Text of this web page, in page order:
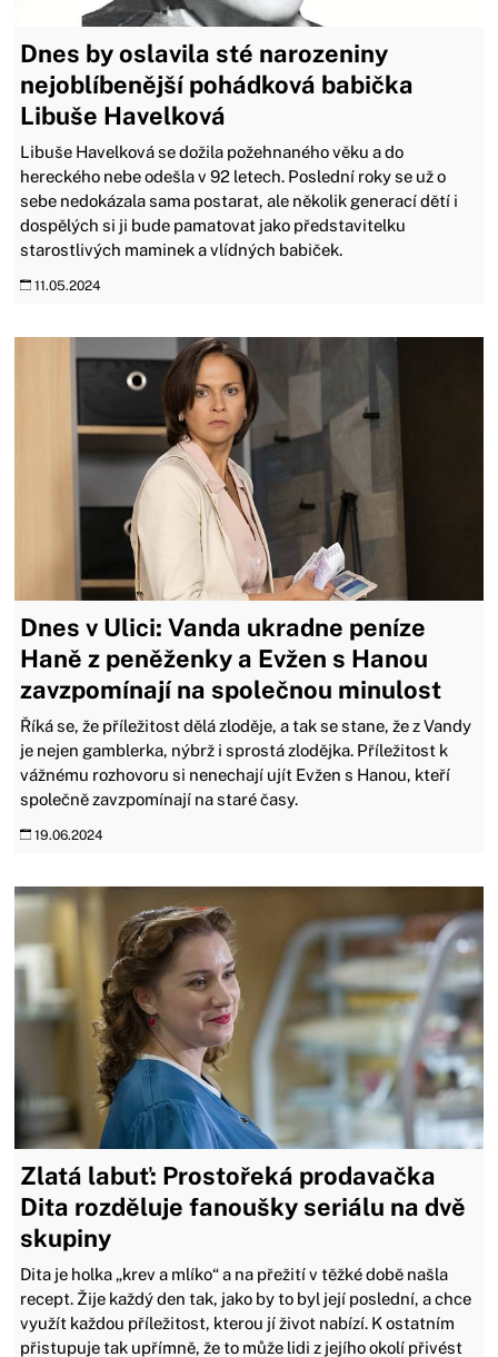
Dnes by oslavila sté narozeniny
nejoblíbenější pohádková babička
Libuše Havelková
Libuše Havelková se dožila požehnaného věku a do
hereckého nebe odešla v 92 letech. Poslední roky se už o
sebe nedokázala sama postarat, ale několik generací dětí i
dospělých si ji bude pamatovat jako představitelku
starostlivých maminek a vlídných babiček.
11.05.2024
Dnes v Ulici: Vanda ukradne peníze
Haně z peněženky a Evžen s Hanou
zavzpomínají na společnou minulost
Říká se, že příležitost dělá zloděje, a tak se stane, že z Vandy
je nejen gamblerka, nýbrž i sprostá zlodějka. Příležitost k
vážnému rozhovoru si nenechají ujít Evžen s Hanou, kteří
společně zavzpomínají na staré časy.
19.06.2024
Zlatá labuť: Prostořeká prodavačka
Dita rozděluje fanoušky seriálu na dvě
skupiny
Dita je holka „krev a mlíko“ a na přežití v těžké době našla
recept. Žije každý den tak, jako by to byl její poslední, a chce
využít každou příležitost, kterou jí život nabízí. K ostatním
přistupuje tak upřímně, že to může lidi z jejího okolí přivést